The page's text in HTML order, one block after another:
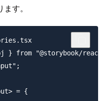
す。
} from "@storybook/
= {